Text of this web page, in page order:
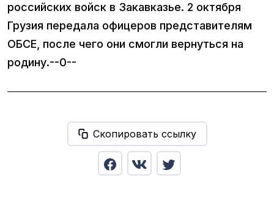
российских войск в Закавказье. 2 октября
Грузия передала офицеров представителям
ОБСЕ, после чего они смогли вернуться на
родину.--0--
Скопировать ссылку